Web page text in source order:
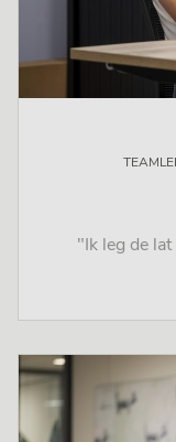
"Ik leg de